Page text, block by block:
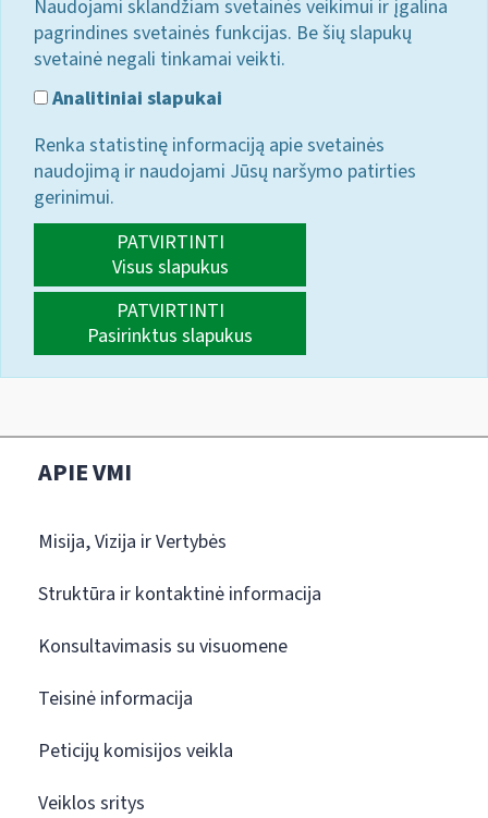
Naudojami sklandžiam svetainės veikimui ir įgalina
pagrindines svetainės funkcijas. Be šių slapukų
svetainė negali tinkamai veikti.
Analitiniai slapukai
Renka statistinę informaciją apie svetainės
naudojimą ir naudojami Jūsų naršymo patirties
gerinimui.
PATVIRTINTI
Visus slapukus
PATVIRTINTI
Pasirinktus slapukus
APIE VMI
Misija, Vizija ir Vertybės
Struktūra ir kontaktinė informacija
Konsultavimasis su visuomene
Teisinė informacija
Peticijų komisijos veikla
Veiklos sritys